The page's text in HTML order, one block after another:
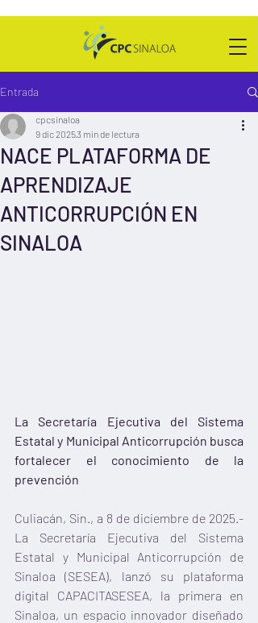
Entrada
NACE PLATAFORMA DE
APRENDIZAJE
ANTICORRUPCIÓN EN
SINALOA
cpcsinaloa
9 dic 20253 min de lectura
La Secretaría Ejecutiva del Sistema
Estatal y Municipal Anticorrupción busca
fortalecer el conocimiento de la
prevención
Culiacán, Sin., a 8 de diciembre de 2025.-
La Secretaría Ejecutiva del Sistema
Estatal y Municipal Anticorrupción de
Sinaloa (SESEA), lanzó su plataforma
digital CAPACITASESEA, la primera en
Sinaloa, un espacio innovador diseñado